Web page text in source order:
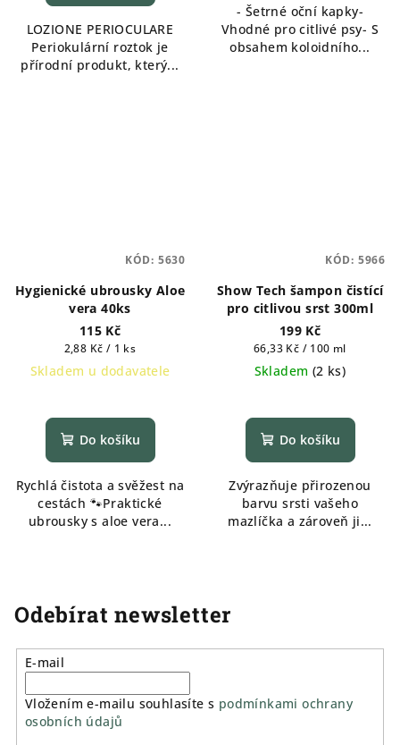
LOZIONE PERIOCULARE
Periokulární roztok je
přírodní produkt, který...
- Šetrné oční kapky-
Vhodné pro citlivé psy- S
obsahem koloidního...
Hygienické ubrousky Aloe
vera 40ks
115 Kč
Měrná
cena:
2,88 Kč / 1 ks
Skladem u dodavatele
Do košíku
Rychlá čistota a svěžest na
cestách 🐾Praktické
ubrousky s aloe vera...
KÓD: 5630
Show Tech šampon čistící
pro citlivou srst 300ml
199 Kč
Měrná
cena:
66,33 Kč / 100 ml
Skladem (2 ks)
Do košíku
Zvýrazňuje přirozenou
barvu srsti vašeho
mazlíčka a zároveň ji...
KÓD: 5966
Odebírat newsletter
E-mail
Vložením e-mailu souhlasíte s podmínkami ochrany
osobních údajů